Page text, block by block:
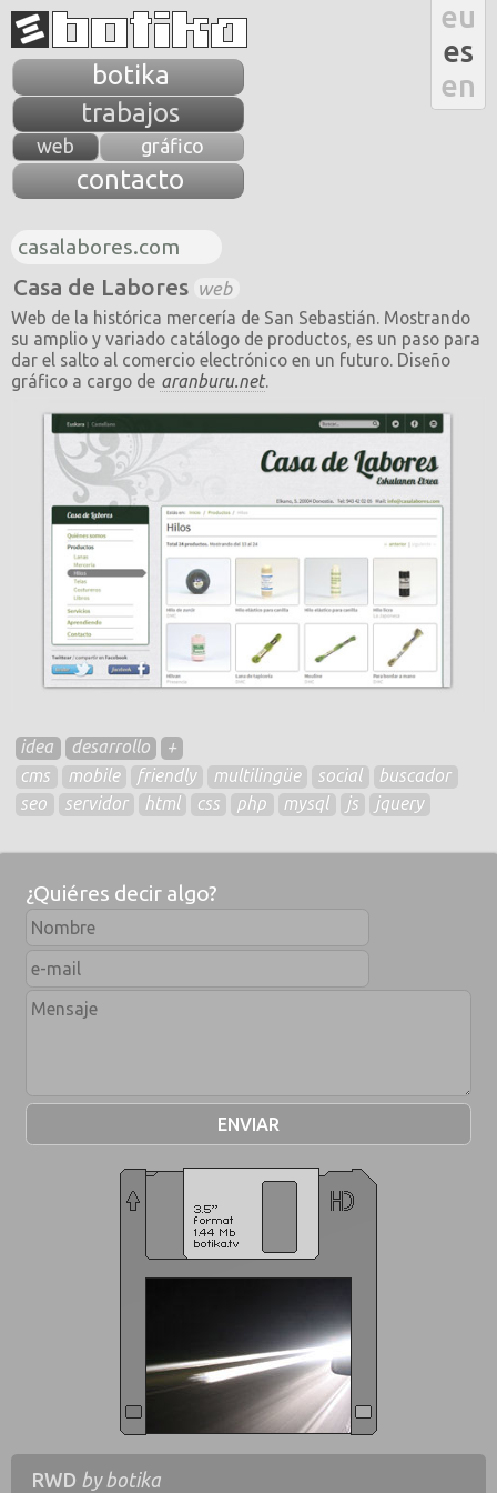
eu
es
en
botika
trabajos
web gráfico
contacto
casalabores.com
Casa de Labores web
Web de la histórica mercería de San Sebastián. Mostrando
su amplio y variado catálogo de productos, es un paso para
dar el salto al comercio electrónico en un futuro. Diseño
gráfico a cargo de aranburu.net.
idea desarrollo
+
cms
mobile friendly multilingüe social
buscador
seo
servidor html css php mysql js jquery
¿Quiéres decir algo?
RWD by botika